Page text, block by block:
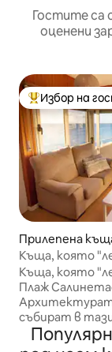
Гостите са
оценени
Най-Избор на
Прилепена
Къща, която
Къща, която
Плаж
събират в
буквално